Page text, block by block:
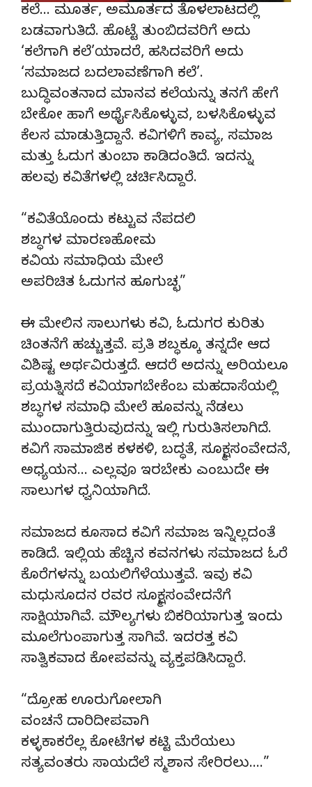
ಕಲೆ… ಮೂರ್ತ, ಅಮೂರ್ತದ ತೊಳಲಾಟದಲ್ಲಿ
ಬಡವಾಗುತಿದೆ. ಹೊಟ್ಟೆ ತುಂಬಿದವರಿಗೆ ಅದು
‘ಕಲೆಗಾಗಿ ಕಲೆ’ಯಾದರೆ, ಹಸಿದವರಿಗೆ ಅದು
‘ಸಮಾಜದ ಬದಲಾವಣೆಗಾಗಿ ಕಲೆ’.
ಬುದ್ಧಿವಂತನಾದ ಮಾನವ ಕಲೆಯನ್ನು ತನಗೆ ಹೇಗೆ
ಬೇಕೋ ಹಾಗೆ ಅರ್ಥೈಸಿಕೊಳ್ಳುವ, ಬಳಸಿಕೊಳ್ಳುವ
ಕೆಲಸ ಮಾಡುತ್ತಿದ್ದಾನೆ. ಕವಿಗಳಿಗೆ ಕಾವ್ಯ, ಸಮಾಜ
ಮತ್ತು ಓದುಗ ತುಂಬಾ ಕಾಡಿದಂತಿದೆ. ಇದನ್ನು
ಹಲವು ಕವಿತೆಗಳಲ್ಲಿ ಚರ್ಚಿಸಿದ್ದಾರೆ.
“ಕವಿತೆಯೊಂದು ಕಟ್ಟುವ ನೆಪದಲಿ
ಶಬ್ಧಗಳ ಮಾರಣಹೋಮ
ಕವಿಯ ಸಮಾಧಿಯ ಮೇಲೆ
ಅಪರಿಚಿತ ಓದುಗನ ಹೂಗುಚ್ಛ”
ಈ ಮೇಲಿನ ಸಾಲುಗಳು ಕವಿ, ಓದುಗರ ಕುರಿತು
ಚಿಂತನೆಗೆ ಹಚ್ಚುತ್ತವೆ. ಪ್ರತಿ ಶಬ್ಧಕ್ಕೂ ತನ್ನದೇ ಆದ
ವಿಶಿಷ್ಟ ಅರ್ಥವಿರುತ್ತದೆ. ಆದರೆ ಅದನ್ನು ಅರಿಯಲೂ
ಪ್ರಯತ್ನಿಸದೆ ಕವಿಯಾಗಬೇಕೆಂಬ ಮಹದಾಸೆಯಲ್ಲಿ
ಶಬ್ಧಗಳ ಸಮಾಧಿ ಮೇಲೆ ಹೂವನ್ನು ನೆಡಲು
ಮುಂದಾಗುತ್ತಿರುವುದನ್ನು ಇಲ್ಲಿ ಗುರುತಿಸಲಾಗಿದೆ.
ಕವಿಗೆ ಸಾಮಾಜಿಕ ಕಳಕಳಿ, ಬದ್ಧತೆ, ಸೂಕ್ಷ್ಮ ಸಂವೇದನೆ,
ಅಧ್ಯಯನ… ಎಲ್ಲವೂ ಇರಬೇಕು ಎಂಬುದೇ ಈ
ಸಾಲುಗಳ ಧ್ವನಿಯಾಗಿದೆ.
ಸಮಾಜದ ಕೂಸಾದ ಕವಿಗೆ ಸಮಾಜ ಇನ್ನಿಲ್ಲದಂತೆ
ಕಾಡಿದೆ. ಇಲ್ಲಿಯ ಹೆಚ್ಚಿನ ಕವನಗಳು ಸಮಾಜದ ಓರೆ
ಕೊರೆಗಳನ್ನು ಬಯಲಿಗೆಳೆಯುತ್ತವೆ. ಇವು ಕವಿ
ಮಧುಸೂದನ ರವರ ಸೂಕ್ಷ್ಮ ಸಂವೇದನೆಗೆ
ಸಾಕ್ಷಿಯಾಗಿವೆ. ಮೌಲ್ಯಗಳು ಬಿಕರಿಯಾಗುತ್ತ ಇಂದು
ಮೂಲೆಗುಂಪಾಗುತ್ತ ಸಾಗಿವೆ. ಇದರತ್ತ ಕವಿ
ಸಾತ್ವಿಕವಾದ ಕೋಪವನ್ನು ವ್ಯಕ್ತಪಡಿಸಿದ್ದಾರೆ.
“ದ್ರೋಹ ಊರುಗೋಲಾಗಿ
ವಂಚನೆ ದಾರಿದೀಪವಾಗಿ
ಕಳ್ಳಕಾಕರೆಲ್ಲ ಕೋಟೆಗಳ ಕಟ್ಟಿ ಮೆರೆಯಲು
ಸತ್ಯವಂತರು ಸಾಯದೆಲೆ ಸ್ಮಶಾನ ಸೇರಿರಲು….”